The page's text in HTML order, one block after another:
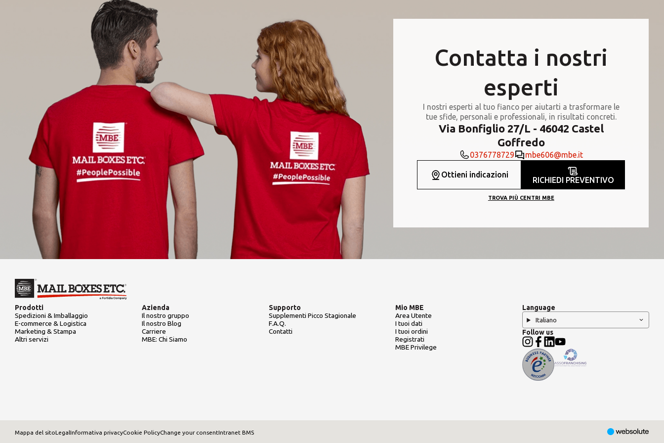
Contatta i nostri
esperti
I nostri esperti al tuo fianco per aiutarti a trasformare le
tue sfide, personali e professionali, in risultati concreti.
Via Bonfiglio 27/L - 46042 Castel
Goffredo
0376778729 mbe606@mbe.it
Ottieni indicazioni
RICHIEDI PREVENTIVO
TROVA PIÙ CENTRI MBE
Prodotti
Spedizioni & Imballaggio
E-commerce & Logistica
Marketing & Stampa
Altri servizi
Azienda
Il nostro gruppo
Il nostro Blog
Carriere
MBE: Chi Siamo
Supporto
Supplementi Picco Stagionale
F.A.Q.
Contatti
Mio MBE
Area Utente
I tuoi dati
I tuoi ordini
Registrati
MBE Privilege
Language
Italiano
Follow us
Mappa del sitoLegalInformativa privacyCookie PolicyChange your consentIntranet BMS